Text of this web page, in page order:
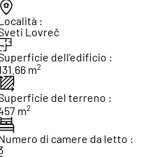
:
Lovreč
dell'edificio :
m2
del terreno :
m2
di camere da letto :